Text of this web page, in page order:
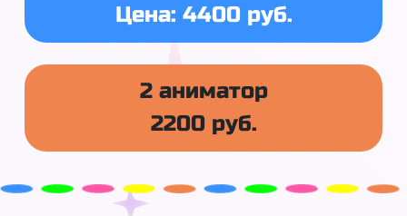
Цена: 4400 руб.
2 аниматор
2200 руб.